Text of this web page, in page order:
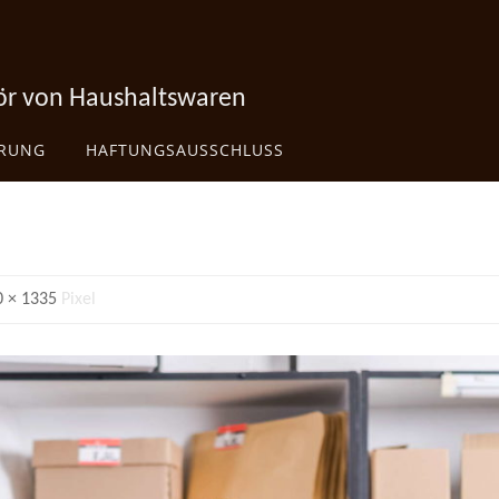
von Haushaltswaren
HAFTUNGSAUSSCHLUSS
× 1335 Pixel